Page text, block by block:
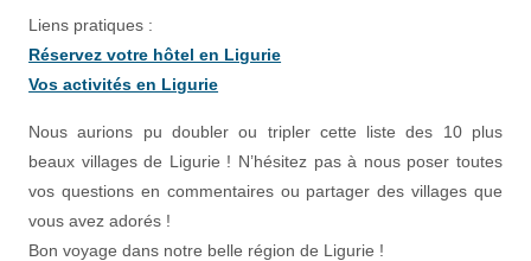
Liens pratiques :
Réservez votre hôtel en Ligurie
Vos activités en Ligurie
Nous aurions pu doubler ou tripler cette liste des 10 plus
beaux villages de Ligurie ! N’hésitez pas à nous poser toutes
vos questions en commentaires ou partager des villages que
vous avez adorés !
Bon voyage dans notre belle région de Ligurie !